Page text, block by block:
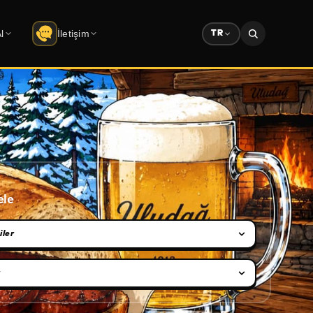
indir
İletişim
İletişim
Şirket bilgileri · form
Çözüm Ortaklarımız
Partner ekosistemi
Sponsorluk
Reklam & sponsorluk dosyası
TR